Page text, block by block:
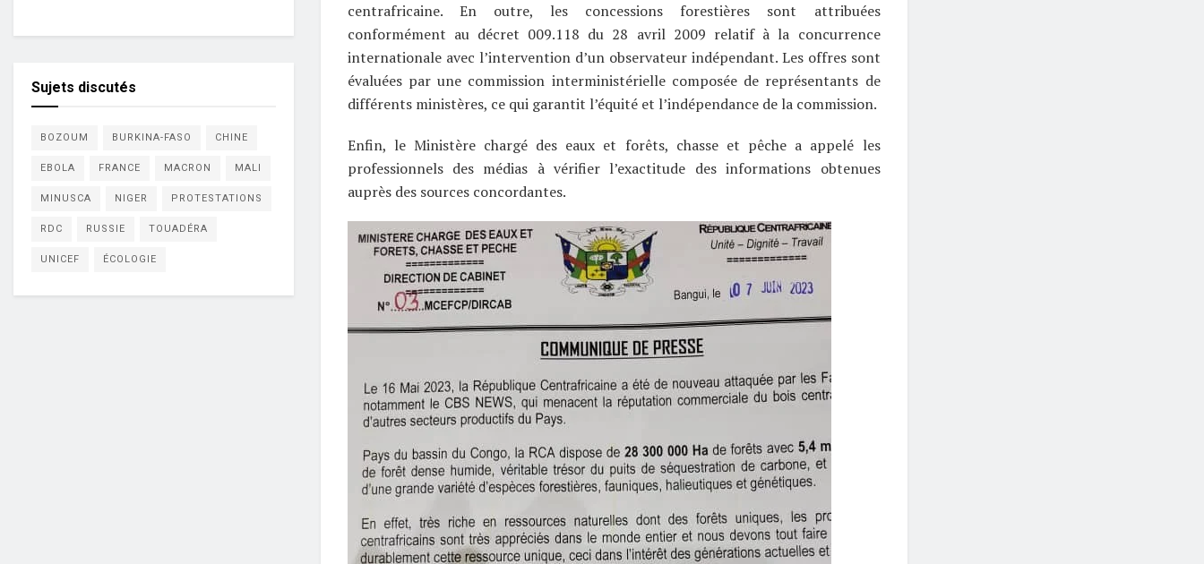
centrafricaine. En outre, les concessions forestières sont attribuées
conformément au décret 009.118 du 28 avril 2009 relatif à la concurrence
internationale avec l’intervention d’un observateur indépendant. Les offres sont
évaluées par une commission interministérielle composée de représentants de
différents ministères, ce qui garantit l’équité et l’indépendance de la commission.
Enfin, le Ministère chargé des eaux et forêts, chasse et pêche a appelé les
professionnels des médias à vérifier l’exactitude des informations obtenues
auprès des sources concordantes.
Sujets discutés
BOZOUM BURKINA-FASO CHINE
EBOLA FRANCE MACRON MALI
MINUSCA NIGER PROTESTATIONS
RDC RUSSIE TOUADÉRA
UNICEF ÉCOLOGIE